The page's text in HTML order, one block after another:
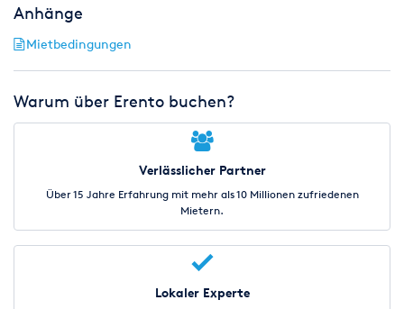
Anhänge
Mietbedingungen
Warum über Erento buchen?
Verlässlicher Partner
Über 15 Jahre Erfahrung mit mehr als 10 Millionen zufriedenen
Mietern.
Lokaler Experte